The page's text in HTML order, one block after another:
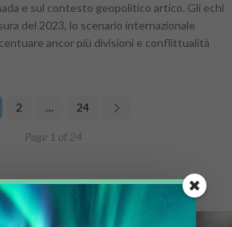
e sul contesto geopolitico artico. Gli echi
del 2023, lo scenario internazionale
ancor più divisioni e conflittualità
2 … 24
Page 1 of 24